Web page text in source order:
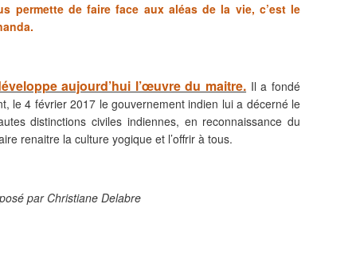
permette de faire face aux aléas de la vie, c’est le
aujourd’hui l’œuvre du maitre. Il a fondé
le 4 février 2017 le gouvernement indien lui a décerné le
distinctions civiles indiennes, en reconnaissance du
renaitre la culture yogique et l’offrir à tous.
par Christiane Delabre